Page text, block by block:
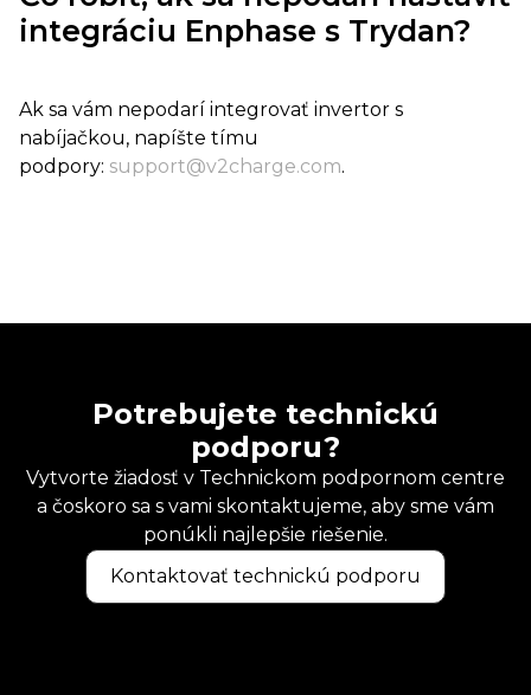
integráciu Enphase s Trydan?
Ak sa vám nepodarí integrovať invertor s
nabíjačkou, napíšte tímu
podpory: support@v2charge.com.
Potrebujete technickú
podporu?
Vytvorte žiadosť v Technickom podpornom centre
a čoskoro sa s vami skontaktujeme, aby sme vám
ponúkli najlepšie riešenie.
Kontaktovať technickú podporu